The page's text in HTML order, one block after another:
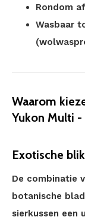
Rondom
Wasbaar
Waarom
Yukon Multi
Exotische
De combinatie
botanische
sierkussen een